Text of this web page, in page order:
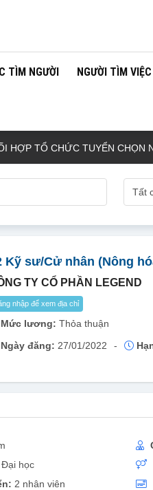
TÌM NGƯỜI NGƯỜI TÌM VIỆC
TỔ CHỨC TUYỂN CHỌN
Kỹ sư/Cử nhân (Nông
TY CỔ PHẦN LEGEND
nhập để xem địa chỉ
Mức lương: Thỏa thuận
Ngày đăng: 27/01/2022 -
Đại học
2 nhân viên